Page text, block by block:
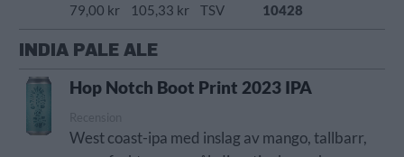
79,00 kr 105,33 kr TSV 10428
INDIA PALE ALE
Hop Notch Boot Print 2023 IPA
West coast-ipa med inslag av mango, tallbarr,